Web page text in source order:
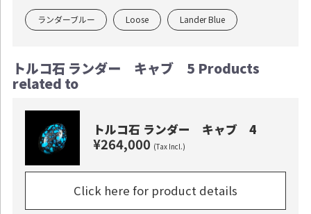
ランダーブルー Loose Lander Blue
トルコ石 ランダー キャブ 5 Products
related to
トルコ石 ランダー キャブ 4
¥264,000 (Tax Incl.)
Click here for product details